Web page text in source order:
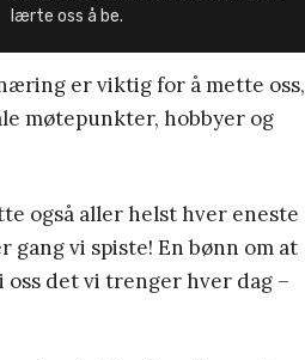
lærte oss å be.
er viktig for å mette oss,
møtepunkter, hobbyer og
også aller helst hver eneste
vi spiste! En bønn om at
det vi trenger hver dag –